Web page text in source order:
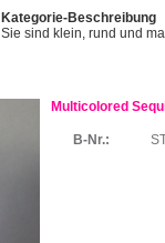
Kategorie-Beschreibung
Sie sind klein, rund und
Multicolored
B-Nr.: